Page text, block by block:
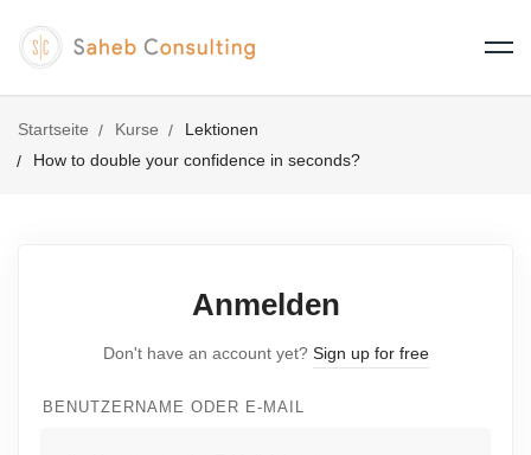
Startseite Kurse
Lektionen
How to double your confidence in seconds?
Anmelden
Don't have an account yet? Sign up for free
BENUTZERNAME ODER E-MAIL